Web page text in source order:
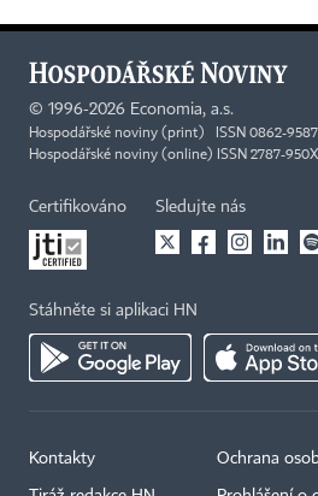
© 1996-2026 Economia, a.s.
Hospodářské noviny (print) ISSN 0862-9587
Hospodářské noviny (online) ISSN 2787-950X
Certifikováno Sledujte nás
Stáhněte si aplikaci HN
Kontakty Ochrana